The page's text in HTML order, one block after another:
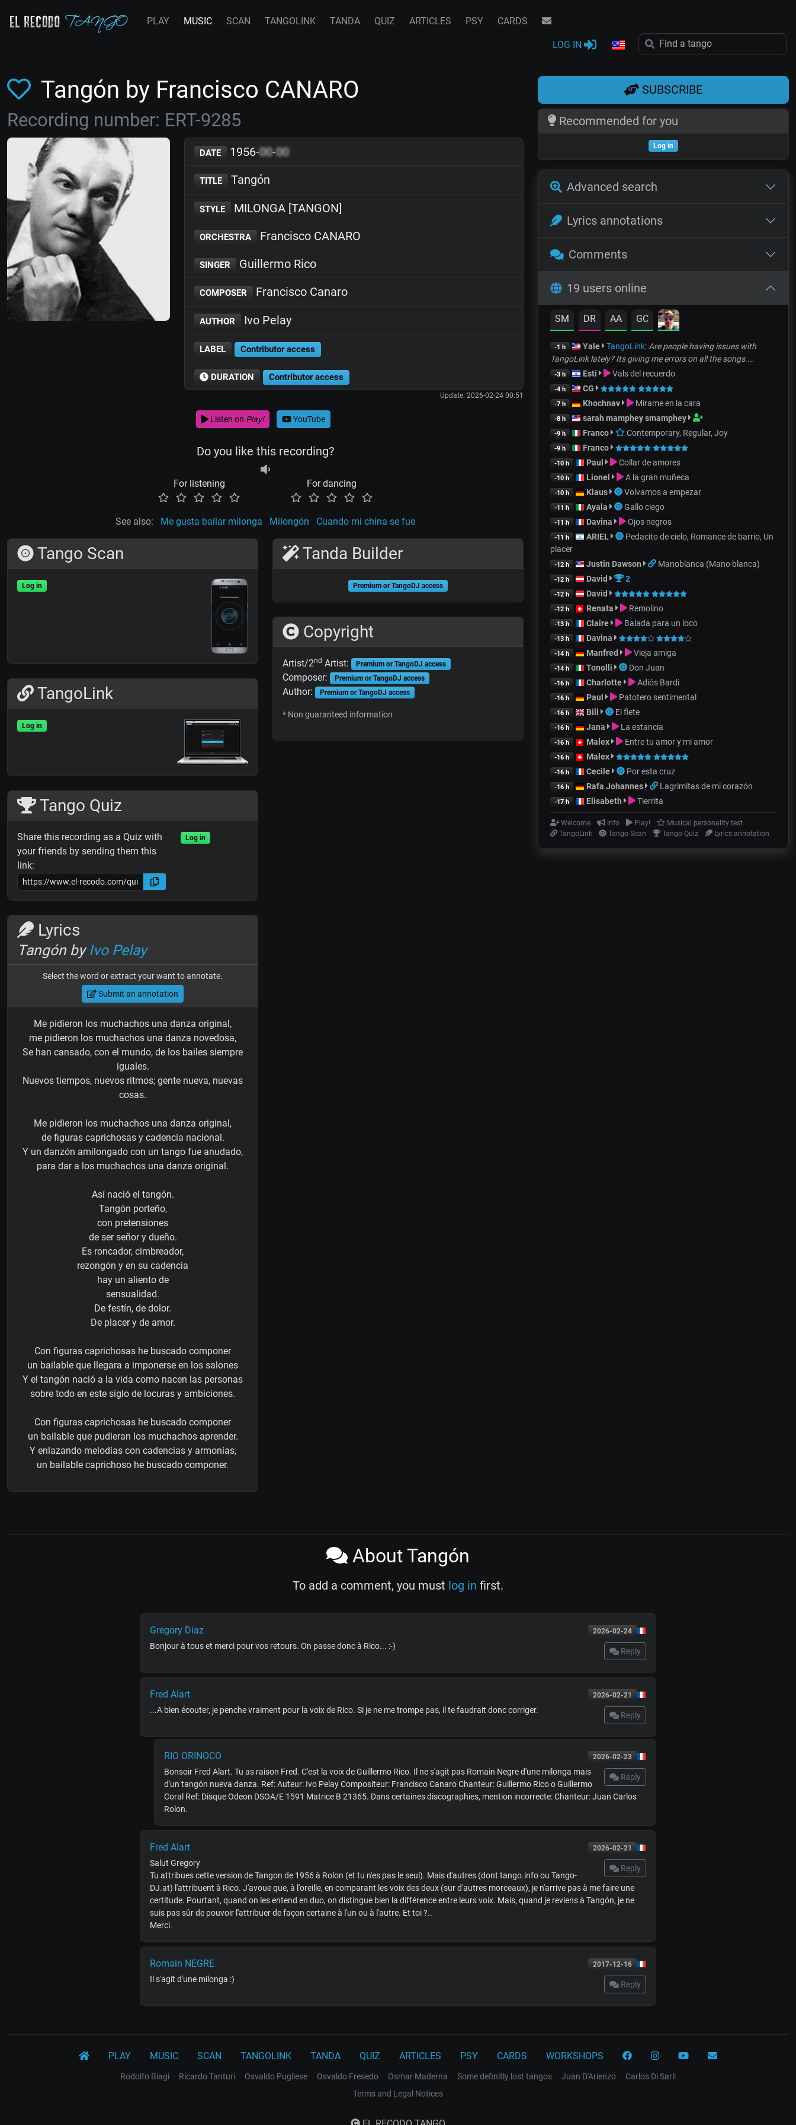
PLAY MUSIC SCAN TANGOLINK TANDA QUIZ ARTICLES PSY CARDS
LOG IN
Tangón by Francisco CANARO
Recording number: ERT-9285
DATE 1956-00-00
TITLE Tangón
STYLE MILONGA [TANGON]
ORCHESTRA Francisco CANARO
SINGER Guillermo Rico
COMPOSER Francisco Canaro
AUTHOR Ivo Pelay
LABEL Contributor access
DURATION Contributor access
Update: 2026-02-24 00:51
Listen on Play! YouTube
Do you like this recording?
For listening For dancing
See also: Me gusta bailar milonga Milongón Cuando mi china se fue
Tango Scan
Log in
TangoLink
Log in
Tango Quiz
Share this recording as a Quiz with
your friends by sending them this
link:
Log in
Lyrics
Tangón byIvo Pelay
Select the word or extract your want to annotate.
Submit an annotation
Me pidieron los muchachos una danza original,
me pidieron los muchachos una danza novedosa,
Se han cansado, con el mundo, de los bailes siempre
iguales.
Nuevos tiempos, nuevos ritmos; gente nueva, nuevas
cosas.
Me pidieron los muchachos una danza original,
de figuras caprichosas y cadencia nacional.
Y un danzón amilongado con un tango fue anudado,
para dar a los muchachos una danza original.
Así nació el tangón.
Tangón porteño,
con pretensiones
de ser señor y dueño.
Es roncador, cimbreador,
rezongón y en su cadencia
hay un aliento de
sensualidad.
De festín, de dolor.
De placer y de amor.
Con figuras caprichosas he buscado componer
un bailable que llegara a imponerse en los salones
Y el tangón nació a la vida como nacen las personas
sobre todo en este siglo de locuras y ambiciones.
Con figuras caprichosas he buscado componer
un bailable que pudieran los muchachos aprender.
Y enlazando melodías con cadencias y armonías,
un bailable caprichoso he buscado componer.
Tanda Builder
Premium or TangoDJ access
Copyright
Artist/2nd Artist: Premium or TangoDJ access
Composer: Premium or TangoDJ access
Author: Premium or TangoDJ access
* Non guaranteed information
SUBSCRIBE
Recommended for you
Log in
Advanced search
Lyrics annotations
Comments
19 users online
SM DR AA GC
-1 h Yale TangoLink: Are people having issues with
TangoLink lately? Its giving me errors on all the songs....
-3 h Esti Vals del recuerdo
-4 h CG
-7 h Khochnav Mírame en la cara
-8 h sarah mamphey smamphey
-9 h Franco Contemporary, Regular, Joy
-9 h Franco
-10 h Paul Collar de amores
-10 h Lionel A la gran muñeca
-10 h Klaus Volvamos a empezar
-11 h Ayala Gallo ciego
-11 h Davina Ojos negros
-11 h ARIEL
Pedacito de cielo, Romance de barrio, Un
placer
-12 h Justin Dawson Manoblanca (Mano blanca)
-12 h David 2
-12 h David
-12 h Renata Remolino
-13 h Claire Balada para un loco
-13 h Davina
-14 h Manfred Vieja amiga
-14 h Tonolli Don Juan
-16 h Charlotte Adiós Bardi
-16 h Paul Patotero sentimental
-16 h Bill El flete
-16 h Jana La estancia
-16 h Malex Entre tu amor y mi amor
-16 h Malex
-16 h Cecile Por esta cruz
-16 h Rafa Johannes Lagrimitas de mi corazón
-17 h Elisabeth Tierrita
Welcome Info Play!
Musical personality test
TangoLink
Tango Scan Tango Quiz Lyrics annotation
About Tangón
To add a comment, you must log in first.
2026-02-24
Gregory Diaz
Reply
Bonjour à tous et merci pour vos retours. On passe donc à Rico... :-)
2026-02-21
Fred Alart
Reply
...A bien écouter, je penche vraiment pour la voix de Rico. Si je ne me trompe pas, il te faudrait donc corriger.
2026-02-23
RIO ORINOCO
Reply
Bonsoir Fred Alart. Tu as raison Fred. C'est la voix de Guillermo Rico. Il ne s'agit pas Romain Negre d'une milonga mais
d'un tangón nueva danza. Ref: Auteur: Ivo Pelay Compositeur: Francisco Canaro Chanteur: Guillermo Rico o Guillermo
Coral Ref: Disque Odeon DSOA/E 1591 Matrice B 21365. Dans certaines discographies, mention incorrecte: Chanteur: Juan Carlos
Rolon.
2026-02-21
Fred Alart
Reply
Salut Gregory
Tu attribues cette version de Tangon de 1956 à Rolon (et tu n'es pas le seul). Mais d'autres (dont tango.info ou Tango-
DJ.at) l'attribuent à Rico. J'avoue que, à l'oreille, en comparant les voix des deux (sur d'autres morceaux), je n'arrive pas à me faire une
certitude. Pourtant, quand on les entend en duo, on distingue bien la différence entre leurs voix. Mais, quand je reviens à Tangón, je ne
suis pas sûr de pouvoir l'attribuer de façon certaine à l'un ou à l'autre. Et toi ?..
Merci.
2017-12-16
Romain NEGRE
Reply
Il s'agit d'une milonga :)
PLAY MUSIC SCAN TANGOLINK TANDA QUIZ ARTICLES PSY CARDS WORKSHOPS
Rodolfo Biagi Ricardo Tanturi Osvaldo Pugliese Osvaldo Fresedo Osmar Maderna Some definitly lost tangos Juan D'Arienzo
Carlos Di Sarli
Terms and Legal Notices